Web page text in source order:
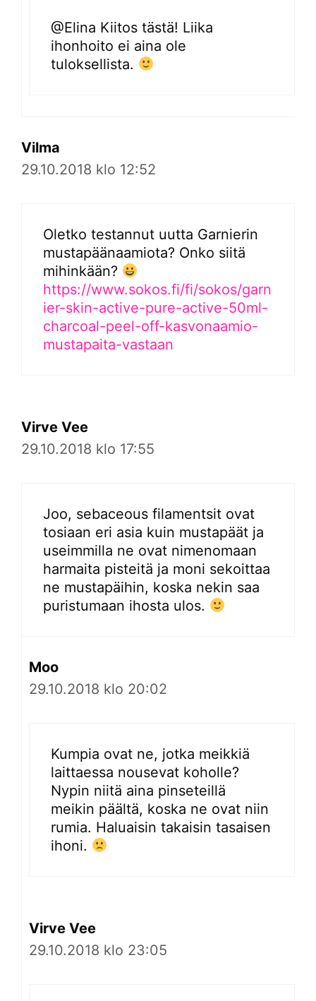
@Elina Kiitos tästä! Liika
ihonhoito ei aina ole
tuloksellista.
Vilma
29.10.2018 klo 12:52
Oletko testannut uutta Garnierin
mustapäänaamiota? Onko siitä
mihinkään?
https://www.sokos.fi/fi/sokos/garn
ier-skin-active-pure-active-50ml-
charcoal-peel-off-kasvonaamio-
mustapaita-vastaan
Virve Vee
29.10.2018 klo 17:55
Joo, sebaceous filamentsit ovat
tosiaan eri asia kuin mustapäät ja
useimmilla ne ovat nimenomaan
harmaita pisteitä ja moni sekoittaa
ne mustapäihin, koska nekin saa
puristumaan ihosta ulos.
Moo
29.10.2018 klo 20:02
Kumpia ovat ne, jotka meikkiä
laittaessa nousevat koholle?
Nypin niitä aina pinseteillä
meikin päältä, koska ne ovat niin
rumia. Haluaisin takaisin tasaisen
ihoni.
Virve Vee
29.10.2018 klo 23:05